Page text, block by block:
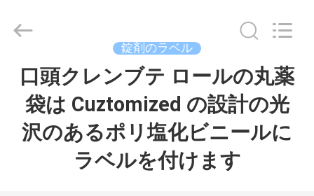
2017
(Xiamen)
Reserved.
錠剤のラベル
口頭クレンブテ ロールの丸薬
袋は Cuztomized の設計の光
沢のあるポリ塩化ビニールに
ラベルを付けます